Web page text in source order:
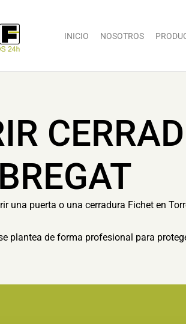
INICIO NOSOTROS
una puerta o una cerradura Fichet en
plantea de forma profesional para